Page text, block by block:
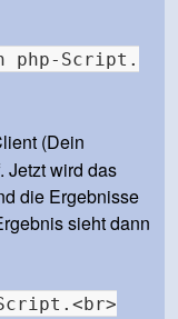
php-Script.
(Dein
Jetzt wird das
die Ergebnisse
sieht dann